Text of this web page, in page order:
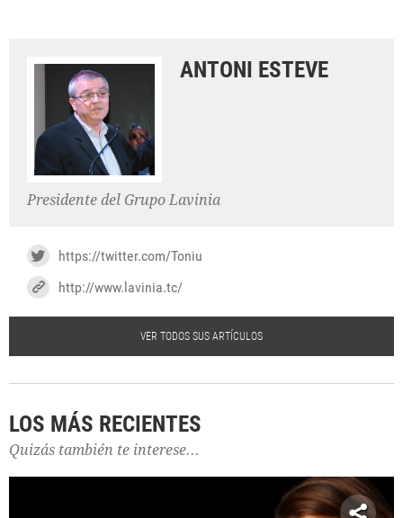
ANTONI ESTEVE
Presidente del Grupo Lavinia
https://twitter.com/Toniu
http://www.lavinia.tc/
VER TODOS SUS ARTÍCULOS
LOS MÁS RECIENTES
Quizás también te interese...